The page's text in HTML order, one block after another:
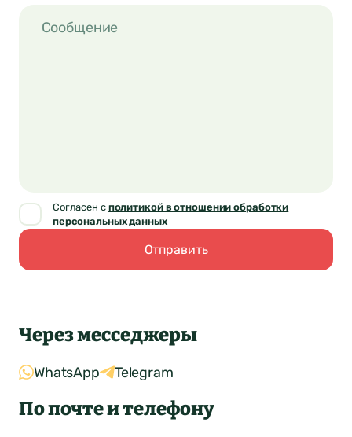
Через месседжеры
WhatsApp Telegram
По почте и телефону
Сообщение
Согласен с политикой в отношении обработки
персональных данных
Отправить